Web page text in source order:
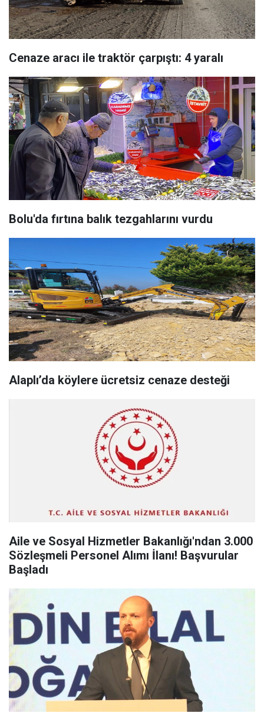
Cenaze aracı ile traktör çarpıştı: 4 yaralı
Bolu'da fırtına balık tezgahlarını vurdu
Alaplı’da köylere ücretsiz cenaze desteği
Aile ve Sosyal Hizmetler Bakanlığı'ndan 3.000
Sözleşmeli Personel Alımı İlanı! Başvurular
Başladı